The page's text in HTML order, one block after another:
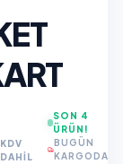
KDV
DAHİL
SON 4
ÜRÜN!
BUGÜN
KARGODA